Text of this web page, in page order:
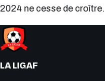
2024 ne cesse de croître.
LA LIGAF